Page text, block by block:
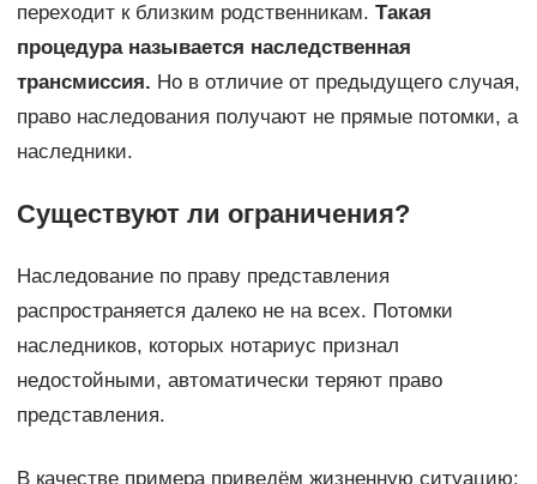
переходит к близким родственникам. Такая
процедура называется наследственная
трансмиссия. Но в отличие от предыдущего случая,
право наследования получают не прямые потомки, а
наследники.
Существуют ли ограничения?
Наследование по праву представления
распространяется далеко не на всех. Потомки
наследников, которых нотариус признал
недостойными, автоматически теряют право
представления.
В качестве примера приведём жизненную ситуацию: